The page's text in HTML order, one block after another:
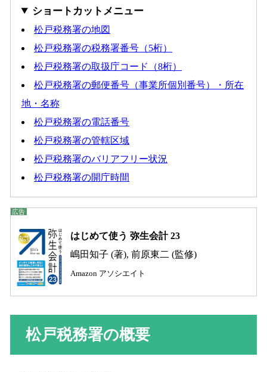
ショートカットメニュー
松戸税務署の地図
松戸税務署の税務署番号（5桁）
松戸税務署の取扱庁コード（8桁）
松戸税務署の郵便番号（事業所個別番号）・所在
地・名称
松戸税務署の電話番号
松戸税務署の管轄区域
松戸税務署のバリアフリー状況
松戸税務署の開庁時間
はじめて使う 弥生会計 23
嶋田知子 (著), 前原東二 (監修)
Amazon アソシエイト
松戸税務署の概要